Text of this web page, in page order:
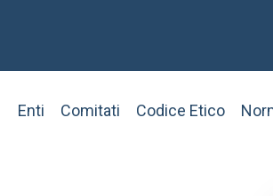
Main
Enti Comitati Codice Etico